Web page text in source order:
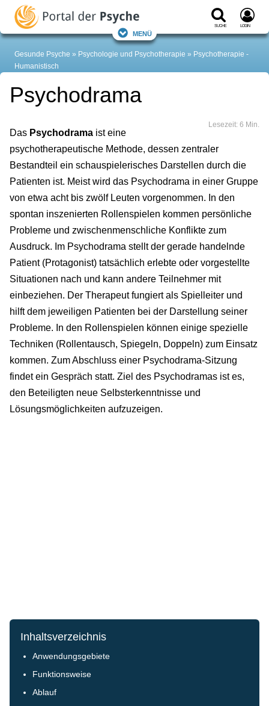
Suche Login
Menü
Gesunde Psyche Psychologie und Psychotherapie
Psychotherapie -
Humanistisch
Psychodrama
Lesezeit: 6 Min.
Das Psychodrama ist eine
psychotherapeutische Methode, dessen zentraler
Bestandteil ein schauspielerisches Darstellen durch die
Patienten ist. Meist wird das Psychodrama in einer Gruppe
von etwa acht bis zwölf Leuten vorgenommen. In den
spontan inszenierten Rollenspielen kommen persönliche
Probleme und zwischenmenschliche Konflikte zum
Ausdruck. Im Psychodrama stellt der gerade handelnde
Patient (Protagonist) tatsächlich erlebte oder vorgestellte
Situationen nach und kann andere Teilnehmer mit
einbeziehen. Der Therapeut fungiert als Spielleiter und
hilft dem jeweiligen Patienten bei der Darstellung seiner
Probleme. In den Rollenspielen können einige spezielle
Techniken (Rollentausch, Spiegeln, Doppeln) zum Einsatz
kommen. Zum Abschluss einer Psychodrama-Sitzung
findet ein Gespräch statt. Ziel des Psychodramas ist es,
den Beteiligten neue Selbsterkenntnisse und
Lösungsmöglichkeiten aufzuzeigen.
Inhaltsverzeichnis
Anwendungsgebiete
Funktionsweise
Ablauf